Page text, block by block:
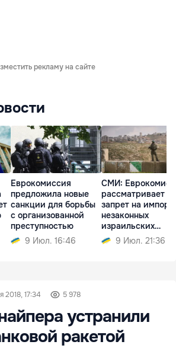
рекламу на сайте
Еврокомиссия
предложила новые
санкции для борьбы
с организованной
преступностью
9 Июл. 16:46
СМИ:
рассматривает
запрет на импорт
незаконных
израильских
поселений
9 Июл. 21:36
2018, 17:34 5 978
устранили
ракетой